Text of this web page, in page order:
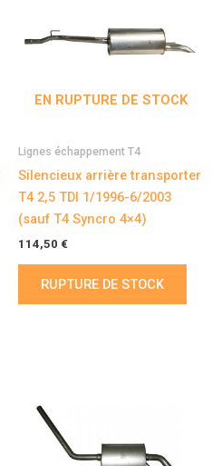
EN RUPTURE DE STOCK
Lignes échappement T4
Silencieux arrière transporter
T4 2,5 TDI 1/1996-6/2003
(sauf T4 Syncro 4×4)
114,50 €
RUPTURE DE STOCK